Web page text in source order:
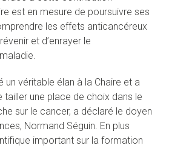
est en mesure de poursuivre ses
les effets anticancéreux
et d’enrayer le
un véritable élan à la Chaire et a
tailler une place de choix dans le
sur le cancer, a déclaré le doyen
Normand Séguin. En plus
important sur la formation